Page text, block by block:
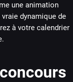
une animation
dynamique de
à votre calendrier